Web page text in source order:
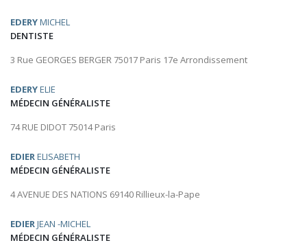
EDERYMICHEL
DENTISTE
3 Rue GEORGES BERGER 75017 Paris 17e Arrondissement
EDERYELIE
MÉDECIN GÉNÉRALISTE
74 RUE DIDOT 75014 Paris
EDIERELISABETH
MÉDECIN GÉNÉRALISTE
4 AVENUE DES NATIONS 69140 Rillieux-la-Pape
EDIERJEAN -MICHEL
MÉDECIN GÉNÉRALISTE